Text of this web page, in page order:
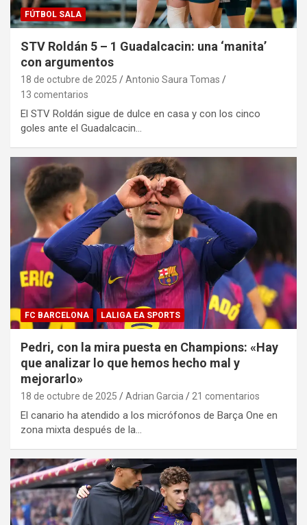
FÚTBOL SALA
STV Roldán 5 – 1 Guadalcacin: una ‘manita’
con argumentos
18 de octubre de 2025
Antonio Saura Tomas
13 comentarios
El STV Roldán sigue de dulce en casa y con los cinco
goles ante el Guadalcacin…
FC BARCELONA LALIGA EA SPORTS
Pedri, con la mira puesta en Champions: «Hay
que analizar lo que hemos hecho mal y
mejorarlo»
18 de octubre de 2025 Adrian Garcia 21 comentarios
El canario ha atendido a los micrófonos de Barça One en
zona mixta después de la…